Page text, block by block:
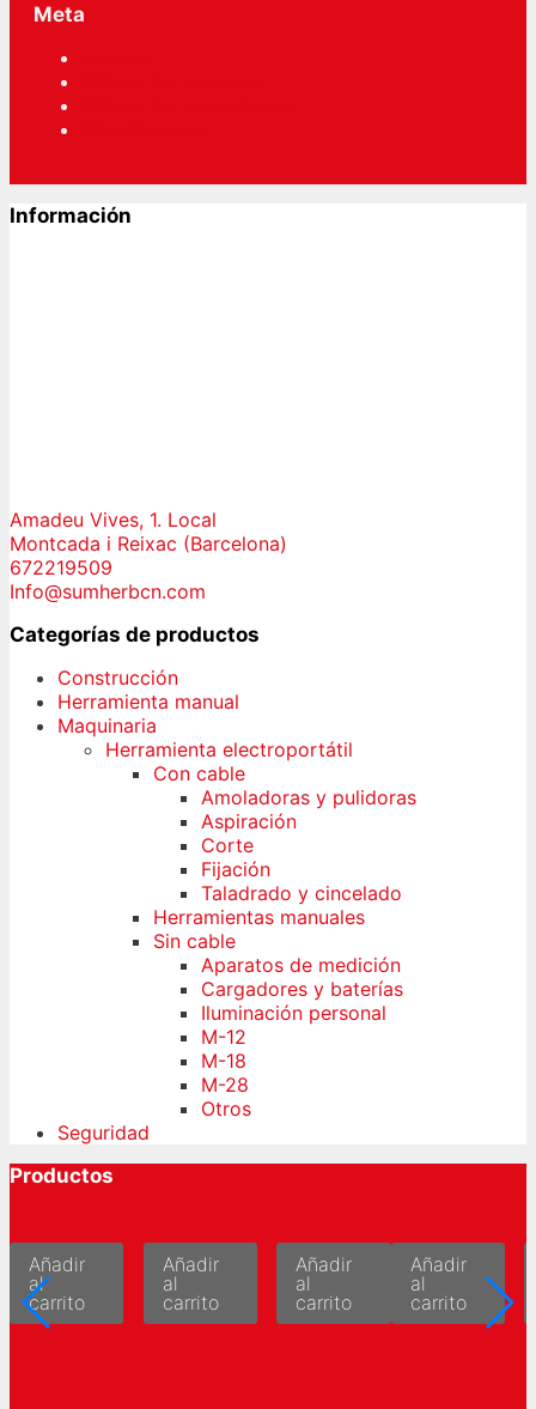
Meta
Información
Amadeu Vives, 1. Local
Montcada i Reixac (Barcelona)
672219509
Info@sumherbcn.com
Categorías de productos
Construcción
Herramienta manual
Maquinaria
Herramienta electroportátil
Con cable
Amoladoras y pulidoras
Aspiración
Corte
Fijación
Taladrado y cincelado
Herramientas manuales
Sin cable
Aparatos de medición
Cargadores y baterías
Iluminación personal
M-12
M-18
M-28
Otros
Seguridad
Productos
Añadir
al
carrito
Añadir
al
carrito
Añadir
al
carrito
Añadir
al
carrito